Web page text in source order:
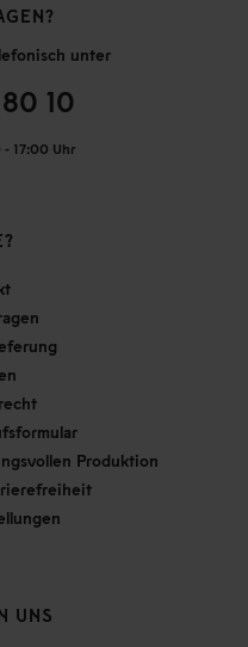
unter
80 10
17:00 Uhr
Produktion
UNS